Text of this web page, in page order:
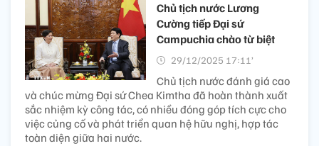
Chủ tịch nước Lương
Cường tiếp Đại sứ
Campuchia chào từ biệt
29/12/2025 17:11’
Chủ tịch nước đánh giá cao
và chúc mừng Đại sứ Chea Kimtha đã hoàn thành xuất
sắc nhiệm kỳ công tác, có nhiều đóng góp tích cực cho
việc củng cố và phát triển quan hệ hữu nghị, hợp tác
toàn diện giữa hai nước.